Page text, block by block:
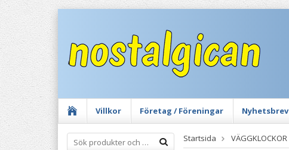
Villkor Företag / Föreningar Nyhetsbrev
Startsida VÄGGKLOCKOR